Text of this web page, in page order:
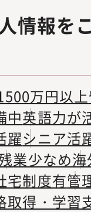
情報を
万円以上
中英語力が
躍シニア活
業少なめ
宅制度有管
取得・学習